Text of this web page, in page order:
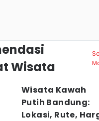
Wisata
Wisata Kawah
Putih Bandung:
Lokasi, Rute,